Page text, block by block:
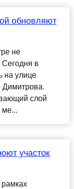
обновляют
не
в
на улице
Димитрова.
слой
ме...
участок